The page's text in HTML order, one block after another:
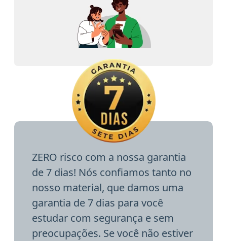
ZERO risco com a nossa garantia
de 7 dias! Nós confiamos tanto no
nosso material, que damos uma
garantia de 7 dias para você
estudar com segurança e sem
preocupações. Se você não estiver